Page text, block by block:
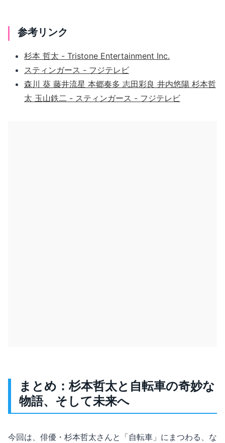
参考リンク
杉本 哲太 - Tristone Entertainment Inc.
スティンガース - フジテレビ
森川 葵 藤井流星 本郷奏多 志田彩良 井内悠陽 杉本哲
太 玉山鉄二 - スティンガース - フジテレビ
まとめ：杉本哲太と自転車の奇妙な
物語、そして未来へ
今回は、俳優・杉本哲太さんと「自転車」にまつわる、な